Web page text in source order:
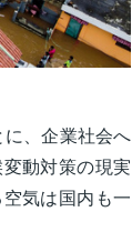
、企業社会へ
動対策の現実
気は国内も一